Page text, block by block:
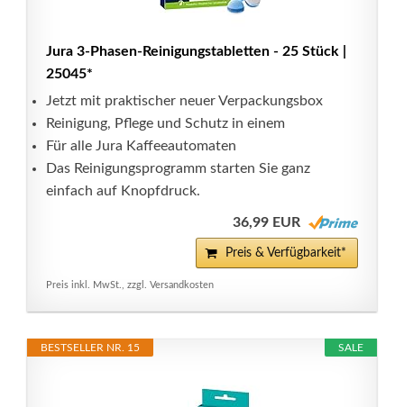
Jura 3-Phasen-Reinigungstabletten - 25 Stück |
25045*
Jetzt mit praktischer neuer Verpackungsbox
Reinigung, Pflege und Schutz in einem
Für alle Jura Kaffeeautomaten
Das Reinigungsprogramm starten Sie ganz
einfach auf Knopfdruck.
36,99 EUR
Preis & Verfügbarkeit*
Preis inkl. MwSt., zzgl. Versandkosten
SALE
BESTSELLER NR. 15